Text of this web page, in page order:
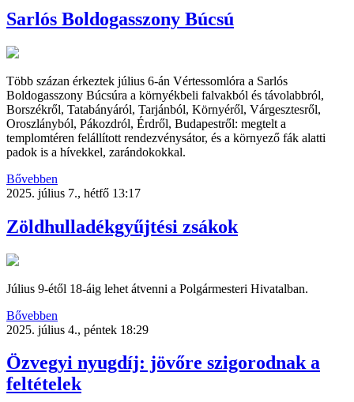
Sarlós Boldogasszony Búcsú
Több százan érkeztek július 6-án Vértessomlóra a Sarlós
Boldogasszony Búcsúra a környékbeli falvakból és távolabbról,
Borszékről, Tatabányáról, Tarjánból, Környéről, Várgesztesről,
Oroszlányból, Pákozdról, Érdről, Budapestről: megtelt a
templomtéren felállított rendezvénysátor, és a környező fák alatti
padok is a hívekkel, zarándokokkal.
Bővebben
2025. július 7., hétfő 13:17
Zöldhulladékgyűjtési zsákok
Július 9-étől 18-áig lehet átvenni a Polgármesteri Hivatalban.
Bővebben
2025. július 4., péntek 18:29
Özvegyi nyugdíj: jövőre szigorodnak a
feltételek